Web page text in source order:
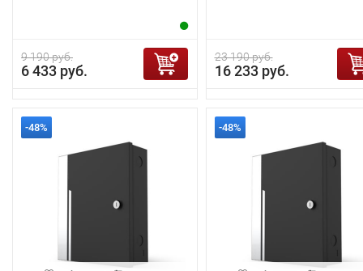
9 190 руб.
6 433 руб.
23 190 руб.
16 233 руб.
-48% -48%